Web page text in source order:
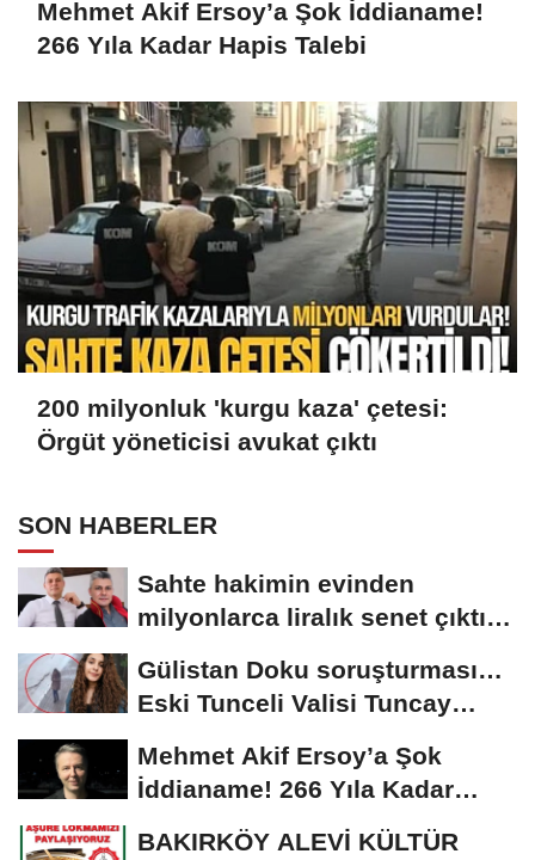
Mehmet Akif Ersoy’a Şok İddianame!
266 Yıla Kadar Hapis Talebi
200 milyonluk 'kurgu kaza' çetesi:
Örgüt yöneticisi avukat çıktı
SON HABERLER
Sahte hakimin evinden
milyonlarca liralık senet çıktı:
Gülistan Doku soruşturması…
Eski Tunceli Valisi Tuncay
Mehmet Akif Ersoy’a Şok
İddianame! 266 Yıla Kadar
Hapis Talebi
BAKIRKÖY ALEVİ KÜLTÜR